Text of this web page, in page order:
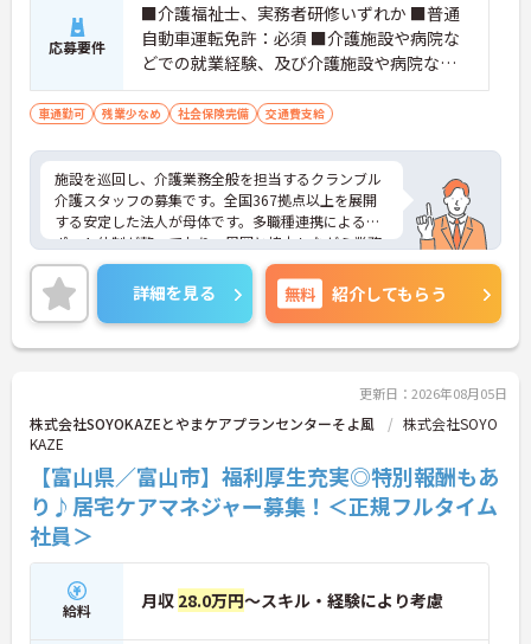
【頑張りが収入に直結し、モチベーションを高めら
れます】
・施設運営への貢献やチームワークを評価する独自
の特別報酬制度により、賞与とは別に収入アップが
期待できます。
・日々の努力が目に見える形で還元されるため、高
働けます。
【個性を活かしながら、自分らしいスタイルで働け
ます】
・髪色やネイル、ヒゲなどが原則自由となってお
り、ご自身の価値観や清潔感を大切にしながら自分
らしく働ける環境です。
応募要件
■介護福祉士、実務者研修いずれか ■普通
自動車運転免許：必須 ■介護施設や病院な
どでの就業経験、及び介護施設や病院など
での夜勤経験必須
車通勤可 残業少なめ 社会保険完備 交通費支給
施設を巡回し、介護業務全般を担当するクランブル
介護スタッフの募集です。全国367拠点以上を展開
する安定した法人が母体です。多職種連携によるサ
ポート体制が整っており、周囲と協力しながら業務
に取り組める環境です。在宅系から入居系まで幅広
いサービスを提供しているため、様々な経験を通じ
て介護のプロフェッショナルとしてスキルアップが
期待できます。また、日々の頑張りやチームへの貢
献を評価する特別報酬制度により、やりがいを持っ
フレッシュ休暇など、ライフステージの変化に合わ
せた柔軟な働き方が可能なため、無理なく長期的な
キャリアを築ける環境が整っています。
★おすすめPOINT★
【多職種連携で相談しやすく、協力して働ける環境
です】
・職種を超えて連携し合う体制が整っているため、
一人で抱え込まず安心して業務に取り組めます。
・周囲とサポートし合いながらお客様の生活を支え
る仕組みで、負担を軽減しながらケアに集中できま
詳細を見る 無料 紹介してもらう
更新日：2026年08月05日
株式会社SOYOKAZEとやまケアプランセンターそよ風
株式会社SOYO
KAZE
【富山県／富山市】福利厚生充実◎特別報酬もあ
り♪居宅ケアマネジャー募集！＜正規フルタイム
社員＞
給料 月収 28.0万円～スキル・経験により考慮